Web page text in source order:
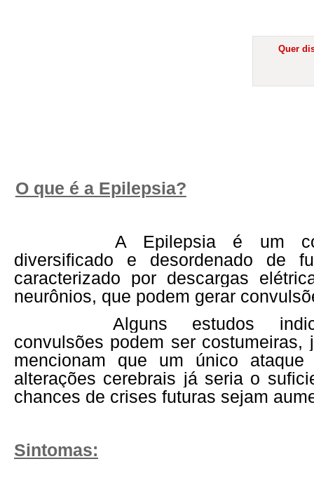
Quer
O que é a Epilepsia?
A Epilepsia é um
diversificado e desordenado de
caracterizado por descargas
neurônios, que podem gerar
Alguns estudos
convulsões podem ser costumeiras,
mencionam que um único ataque
alterações cerebrais já seria o
chances de crises futuras sejam
Sintomas: